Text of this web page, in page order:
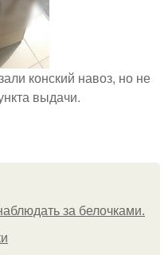
конский навоз, но не
выдачи.
за белочками.